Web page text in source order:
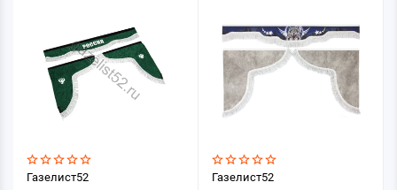
Газелист52
Газелист52